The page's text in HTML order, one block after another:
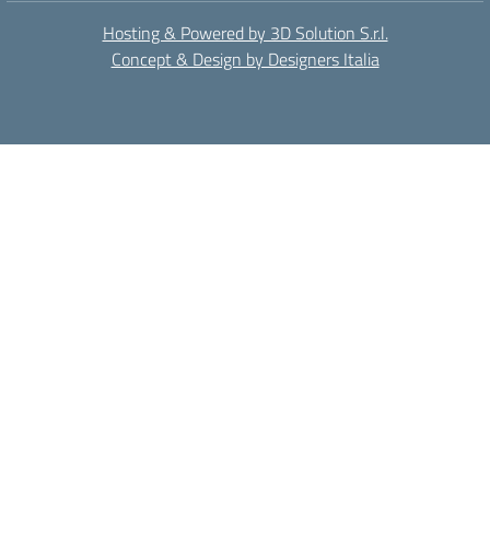
Hosting & Powered by 3D Solution S.r.l.
Concept & Design by Designers Italia